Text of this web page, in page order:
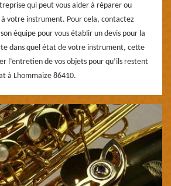
qui peut vous aider à réparer ou
votre instrument. Pour cela, contactez
équipe pour vous établir un devis pour la
dans quel état de votre instrument, cette
l’entretien de vos objets pour qu’ils restent
à Lhommaize 86410.